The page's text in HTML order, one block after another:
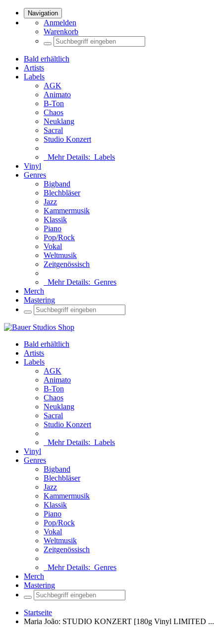
Navigation
Anmelden
Warenkorb
Bald erhältlich
Artists
Labels
AGK
Animato
B-Ton
Chaos
Neuklang
Sacral
Studio Konzert
Mehr Details: Labels
Vinyl
Genres
Bigband
Blechbläser
Jazz
Kammermusik
Klassik
Piano
Pop/Rock
Vokal
Weltmusik
Zeitgenössisch
Mehr Details: Genres
Merch
Mastering
Bald erhältlich
Artists
Labels
AGK
Animato
B-Ton
Chaos
Neuklang
Sacral
Studio Konzert
Mehr Details: Labels
Vinyl
Genres
Bigband
Blechbläser
Jazz
Kammermusik
Klassik
Piano
Pop/Rock
Vokal
Weltmusik
Zeitgenössisch
Mehr Details: Genres
Merch
Mastering
Startseite
Maria João: STUDIO KONZERT [180g Vinyl LIMITED ...